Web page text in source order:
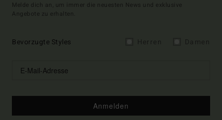
Melde dich an, um immer die neuesten News und exklusive
Angebote zu erhalten.
Bevorzugte Styles
Anmelden